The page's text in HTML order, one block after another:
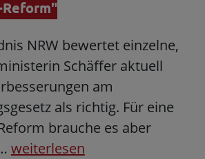
NRW bewertet einzelne,
Schäffer aktuell
am
als richtig. Für eine
brauche es aber
weiterlesen